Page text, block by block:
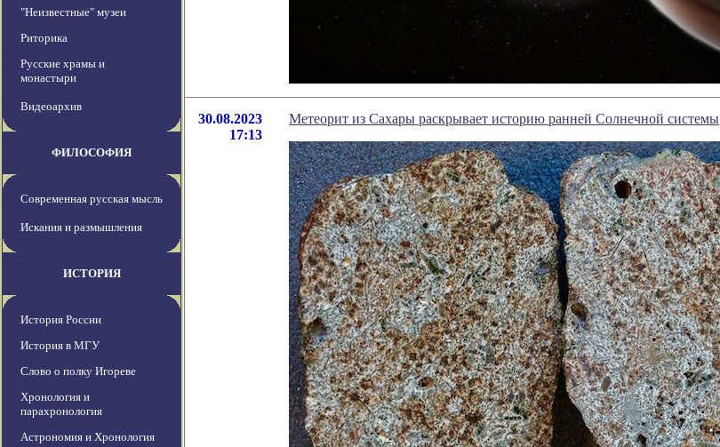
"Неизвестные" музеи
Риторика
Русские храмы и
монастыри
Видеоархив
ФИЛОСОФИЯ
Современная русская мысль
Искания и размышления
ИСТОРИЯ
История России
История в МГУ
Слово о полку Игореве
Хронология и
парахронология
Астрономия и Хронология
30.08.2023
17:13
Метеорит из Сахары раскрывает историю ранней Солнечной системы